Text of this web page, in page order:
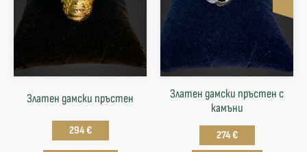
Златен дамски пръстен
294 €
Златен дамски пръстен с
камъни
274 €